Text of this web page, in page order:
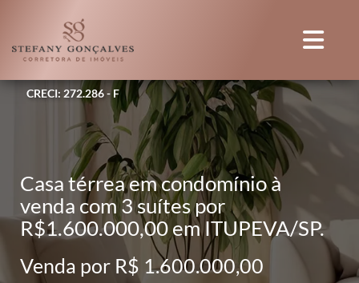
CRECI: 272.286 - F
Casa térrea em condomínio à
venda com 3 suítes por
R$1.600.000,00 em ITUPEVA/SP.
Venda por R$ 1.600.000,00